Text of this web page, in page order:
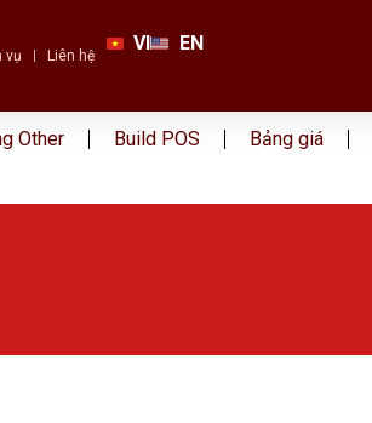
vụ Liên hệ
VI EN
Other Build POS Bảng giá